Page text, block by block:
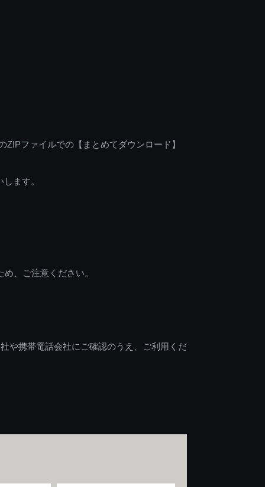
ファイルでの【まとめてダウンロード】
ます。
、ご注意ください。
や携帯電話会社にご確認のうえ、ご利用くだ